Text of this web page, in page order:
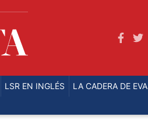
LSR EN INGLÉS LA CADERA DE EVA